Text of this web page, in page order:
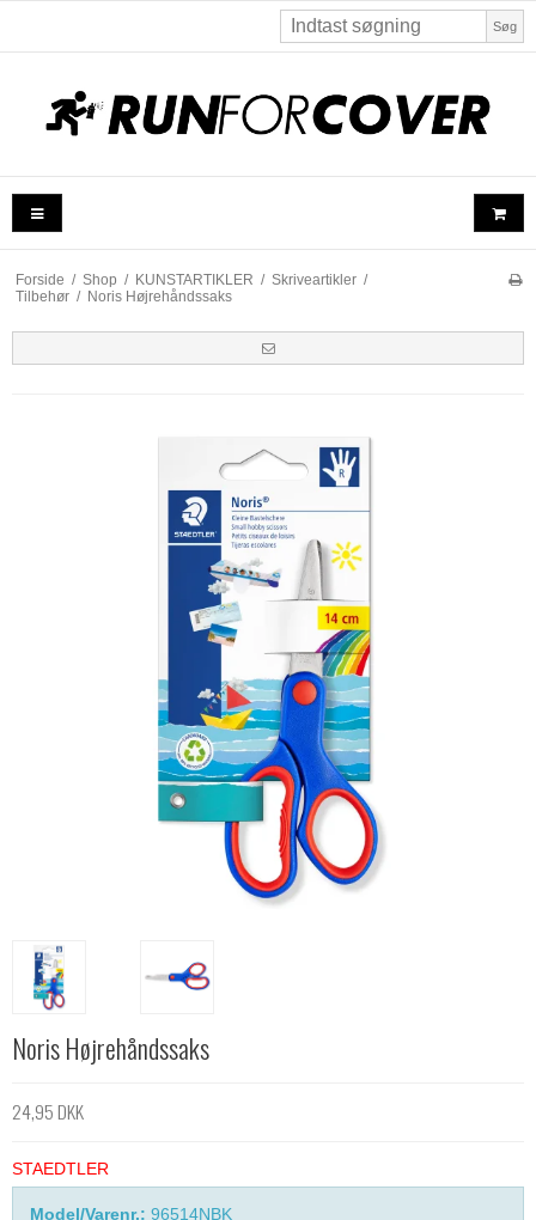
Søg
Forside / Shop / KUNSTARTIKLER / Skriveartikler /
Tilbehør / Noris Højrehåndssaks
Noris Højrehåndssaks
24,95 DKK
STAEDTLER
Model/Varenr.: 96514NBK